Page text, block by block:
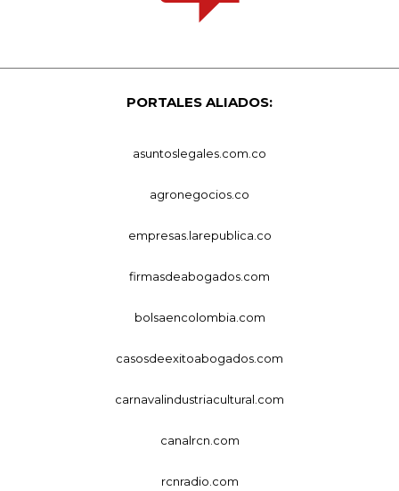
PORTALES ALIADOS:
asuntoslegales.com.co
agronegocios.co
empresas.larepublica.co
firmasdeabogados.com
bolsaencolombia.com
casosdeexitoabogados.com
carnavalindustriacultural.com
canalrcn.com
rcnradio.com